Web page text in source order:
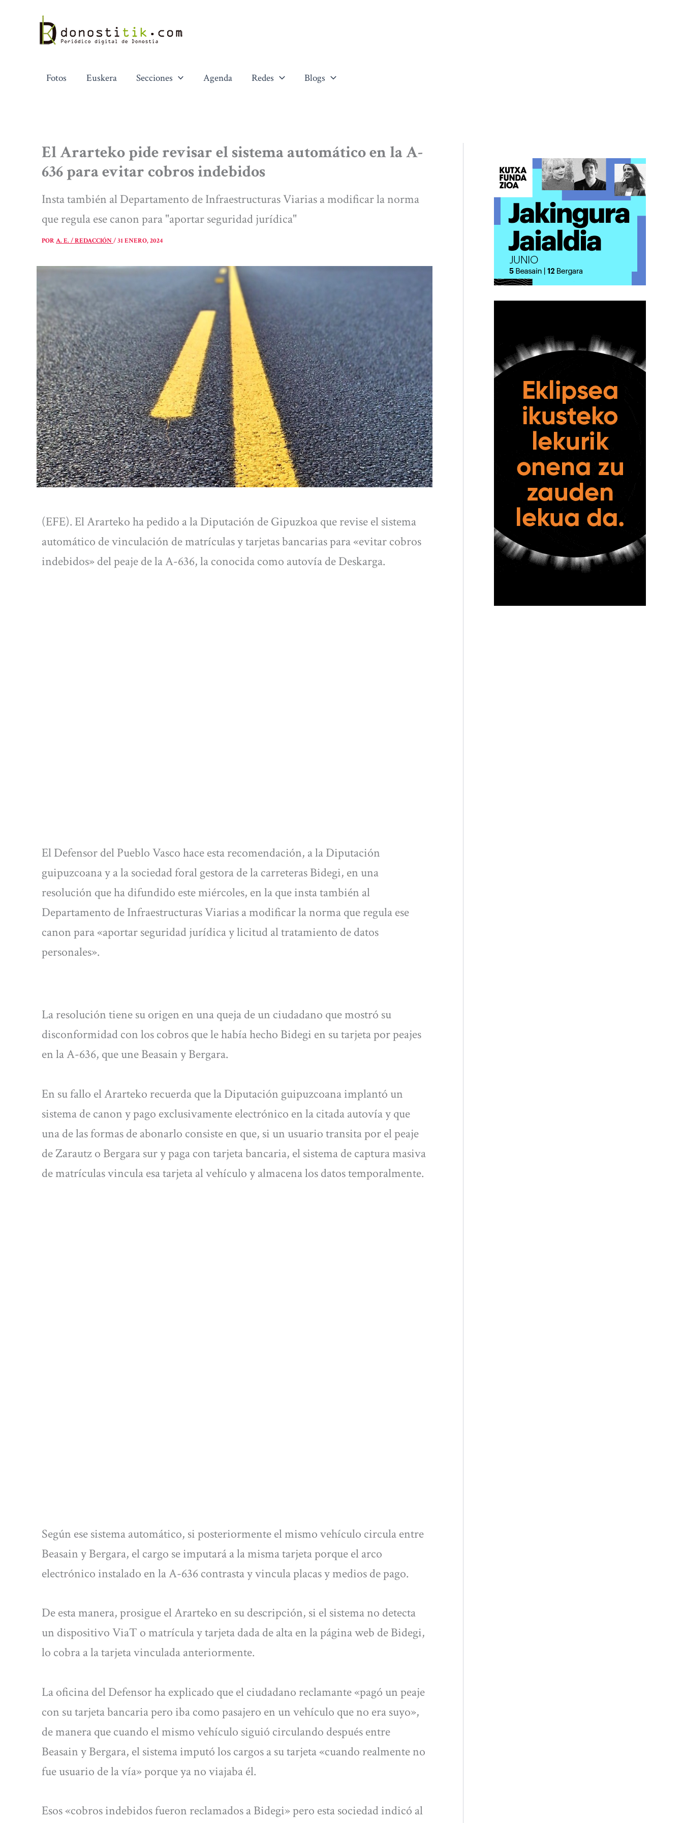
contenido
Fotos Euskera Secciones Agenda Redes Blogs
El Ararteko pide revisar el sistema automático en la A-
636 para evitar cobros indebidos
Insta también al Departamento de Infraestructuras Viarias a modificar la norma
que regula ese canon para "aportar seguridad jurídica"
PORA. E. / REDACCIÓN/31 ENERO, 2024
(EFE). El Ararteko ha pedido a la Diputación de Gipuzkoa que revise el sistema
automático de vinculación de matrículas y tarjetas bancarias para «evitar cobros
indebidos» del peaje de la A-636, la conocida como autovía de Deskarga.
El Defensor del Pueblo Vasco hace esta recomendación, a la Diputación
guipuzcoana y a la sociedad foral gestora de la carreteras Bidegi, en una
resolución que ha difundido este miércoles, en la que insta también al
Departamento de Infraestructuras Viarias a modificar la norma que regula ese
canon para «aportar seguridad jurídica y licitud al tratamiento de datos
personales».
La resolución tiene su origen en una queja de un ciudadano que mostró su
disconformidad con los cobros que le había hecho Bidegi en su tarjeta por peajes
en la A-636, que une Beasain y Bergara.
En su fallo el Ararteko recuerda que la Diputación guipuzcoana implantó un
sistema de canon y pago exclusivamente electrónico en la citada autovía y que
una de las formas de abonarlo consiste en que, si un usuario transita por el peaje
de Zarautz o Bergara sur y paga con tarjeta bancaria, el sistema de captura masiva
de matrículas vincula esa tarjeta al vehículo y almacena los datos temporalmente.
Según ese sistema automático, si posteriormente el mismo vehículo circula entre
Beasain y Bergara, el cargo se imputará a la misma tarjeta porque el arco
electrónico instalado en la A-636 contrasta y vincula placas y medios de pago.
De esta manera, prosigue el Ararteko en su descripción, si el sistema no detecta
un dispositivo ViaT o matrícula y tarjeta dada de alta en la página web de Bidegi,
lo cobra a la tarjeta vinculada anteriormente.
La oficina del Defensor ha explicado que el ciudadano reclamante «pagó un peaje
con su tarjeta bancaria pero iba como pasajero en un vehículo que no era suyo»,
de manera que cuando el mismo vehículo siguió circulando después entre
Beasain y Bergara, el sistema imputó los cargos a su tarjeta «cuando realmente no
fue usuario de la vía» porque ya no viajaba él.
Esos «cobros indebidos fueron reclamados a Bidegi» pero esta sociedad indicó al